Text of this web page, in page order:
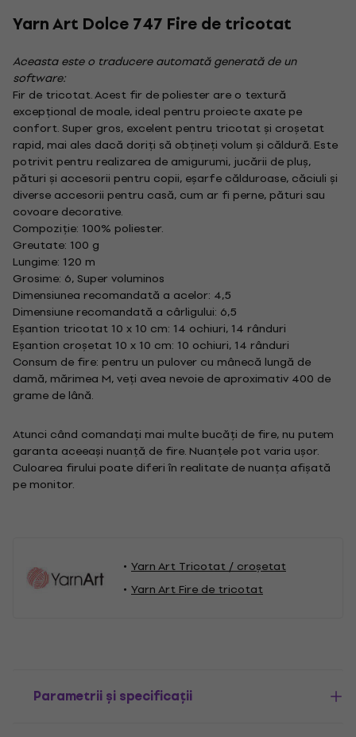
Yarn Art Dolce 747 Fire de tricotat
Aceasta este o traducere automată generată de un
software:
Fir de tricotat. Acest fir de poliester are o textură
excepțional de moale, ideal pentru proiecte axate pe
confort. Super gros, excelent pentru tricotat și croșetat
rapid, mai ales dacă doriți să obțineți volum și căldură. Este
potrivit pentru realizarea de amigurumi, jucării de pluș,
pături și accesorii pentru copii, eșarfe călduroase, căciuli și
diverse accesorii pentru casă, cum ar fi perne, pături sau
covoare decorative.
Compoziție: 100% poliester.
Greutate: 100 g
Lungime: 120 m
Grosime: 6, Super voluminos
Dimensiunea recomandată a acelor: 4,5
Dimensiune recomandată a cârligului: 6,5
Eșantion tricotat 10 x 10 cm: 14 ochiuri, 14 rânduri
Eșantion croșetat 10 x 10 cm: 10 ochiuri, 14 rânduri
Consum de fire: pentru un pulover cu mânecă lungă de
damă, mărimea M, veți avea nevoie de aproximativ 400 de
grame de lână.
Atunci când comandați mai multe bucăți de fire, nu putem
garanta aceeași nuanță de fire. Nuanțele pot varia ușor.
Culoarea firului poate diferi în realitate de nuanța afișată
pe monitor.
Yarn Art Tricotat / croșetat
Yarn Art Fire de tricotat
Parametrii și specificații